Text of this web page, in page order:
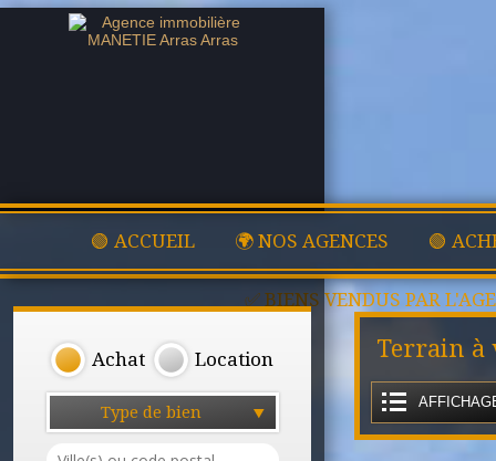
🟢 ACCUEIL 🌍 NOS AGENCES 🟢
✅ BIENS VENDUS PAR
Achat Location
Type de bien
Terrain à